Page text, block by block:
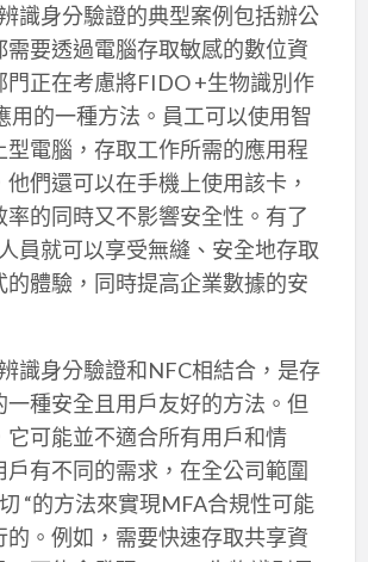
識身分驗證的典型案例包括辦公
需要透過電腦存取敏感的數位資
門正在考慮將FIDO +生物識別作
用的一種方法。員工可以使用智
型電腦，存取工作所需的應用程
們還可以在手機上使用該卡，
率的同時又不影響安全性。有了
員就可以享受無縫、安全地存取
的體驗，同時提高企業數據的安
識身分驗證和NFC相結合，是存
一種安全且用戶友好的方法。但
它可能並不適合所有用戶和情
戶有不同的需求，在全公司範圍
“的方法來實現MFA合規性可能
的。例如，需要快速存取共享資